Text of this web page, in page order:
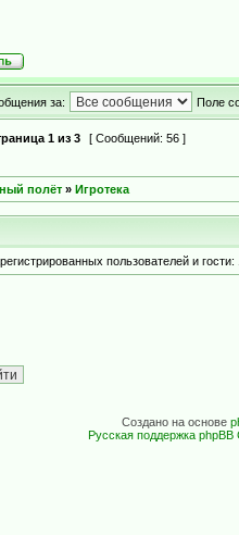
за: Поле
1 из 3 [ Сообщений: 56 ]
полёт » Игротека
пользователей и гости:
Создано на основе
Русская поддержка phpBB